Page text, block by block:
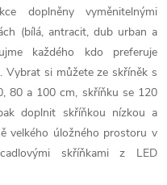
doplněny vyměnitelnými
(bílá, antracit, dub urban a
každého kdo preferuje
Vybrat si můžete ze skříněk s
80 a 100 cm, skříňku se 120
doplnit skříňkou nízkou a
velkého úložného prostoru v
skříňkami z LED